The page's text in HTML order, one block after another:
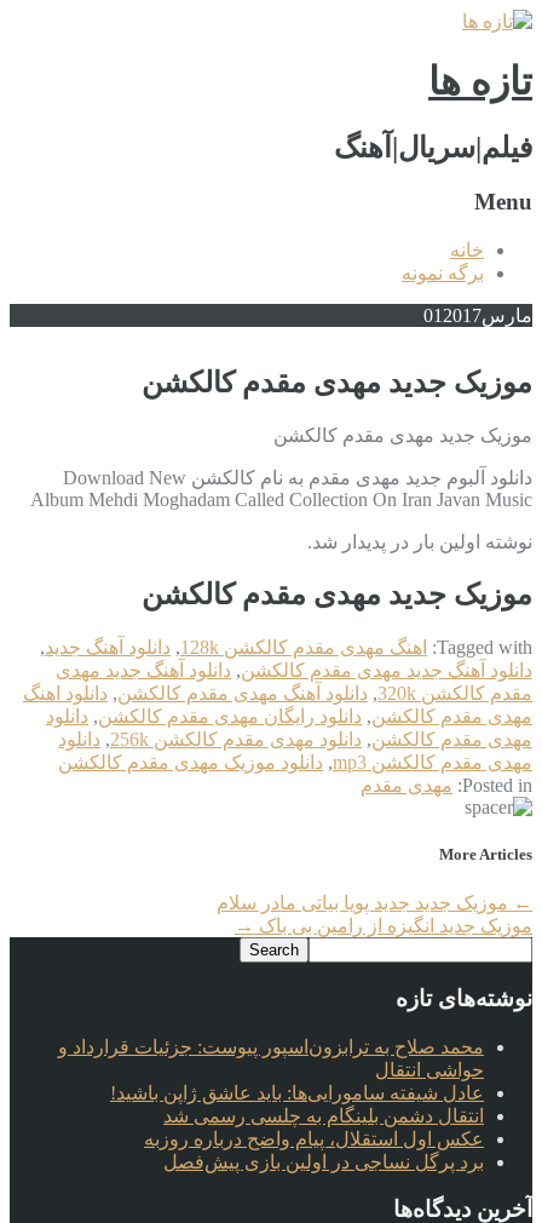
تازه ها
فیلم|سریال|آهنگ
Menu
خانه
برگه نمونه
مارس 01 2017
موزیک جدید مهدی مقدم کالکشن
موزیک جدید مهدی مقدم کالکشن
دانلود آلبوم جدید مهدی مقدم به نام کالکشن Download New
Album Mehdi Moghadam Called Collection On Iran Javan Music
نوشته اولین بار در پدیدار شد.
موزیک جدید مهدی مقدم کالکشن
Tagged with: اهنگ مهدی مقدم کالکشن 128k , دانلود آهنگ جدید,
دانلود آهنگ جدید مهدی مقدم کالکشن, دانلود آهنگ جدید مهدی
مقدم کالکشن 320k
, دانلود آهنگ مهدی مقدم کالکشن, دانلود اهنگ
مهدی مقدم کالکشن, دانلود رایگان مهدی مقدم کالکشن, دانلود
مهدی مقدم کالکشن, دانلود مهدی مقدم کالکشن 256k , دانلود
مهدی مقدم کالکشن mp3
, دانلود موزیک مهدی مقدم کالکشن
Posted in: مهدی مقدم
More Articles
← موزیک جدید جديد پویا بیاتی مادر سلام
موزیک جدید انگیزه از رامین بی باک →
نوشته‌های تازه
محمد صلاح به ترابزون‌اسپور پیوست: جزئیات قرارداد و
حواشی انتقال
عادل شیفته سامورایی‌ها: باید عاشق ژاپن باشید!
انتقال دشمن بلینگام به چلسی رسمی شد
عکس اول استقلال، پیام واضح درباره روزبه
برد پرگل نساجی در اولین بازی پیش‌فصل
آخرین دیدگاه‌ها